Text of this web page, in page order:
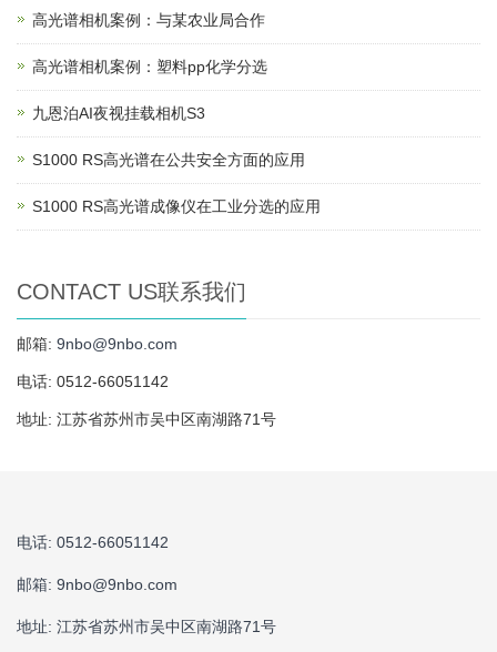
高光谱相机案例：与某农业局合作
高光谱相机案例：塑料pp化学分选
九恩泊AI夜视挂载相机S3
S1000 RS高光谱在公共安全方面的应用
S1000 RS高光谱成像仪在工业分选的应用
CONTACT US联系我们
邮箱: 9nbo@9nbo.com
电话: 0512-66051142
地址: 江苏省苏州市吴中区南湖路71号
电话: 0512-66051142
邮箱: 9nbo@9nbo.com
地址: 江苏省苏州市吴中区南湖路71号